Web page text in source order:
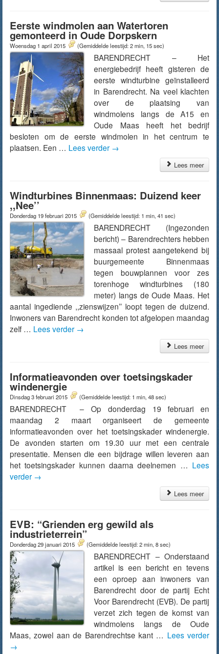
Eerste windmolen aan Watertoren
gemonteerd in Oude Dorpskern
Woensdag 1 april 2015 (Gemiddelde leestijd: 2 min, 15 sec)
BARENDRECHT – Het
energiebedrijf heeft gisteren de
eerste windturbine geïnstalleerd
in Barendrecht. Na veel klachten
over de plaatsing van
windmolens langs de A15 en
Oude Maas heeft het bedrijf
besloten om de eerste windmolen in het centrum te
plaatsen. Een … Lees verder →
Lees meer
Windturbines Binnenmaas: Duizend keer
,,Nee’’
Donderdag 19 februari 2015 (Gemiddelde leestijd: 1 min, 41 sec)
BARENDRECHT (Ingezonden
bericht) – Barendrechters hebben
massaal protest aangetekend bij
buurgemeente Binnenmaas
tegen bouwplannen voor zes
torenhoge windturbines (180
meter) langs de Oude Maas. Het
aantal ingediende ,,zienswijzen’’ loopt tegen de duizend.
Inwoners van Barendrecht konden tot afgelopen maandag
zelf … Lees verder →
Lees meer
Informatieavonden over toetsingskader
windenergie
Dinsdag 3 februari 2015 (Gemiddelde leestijd: 1 min, 48 sec)
BARENDRECHT – Op donderdag 19 februari en
maandag 2 maart organiseert de gemeente
informatieavonden over het toetsingskader windenergie.
De avonden starten om 19.30 uur met een centrale
presentatie. Mensen die een bijdrage willen leveren aan
het toetsingskader kunnen daarna deelnemen … Lees
verder →
Lees meer
EVB: “Grienden erg gewild als
industrieterrein”
Donderdag 29 januari 2015 (Gemiddelde leestijd: 2 min, 8 sec)
BARENDRECHT – Onderstaand
artikel is een bericht en tevens
een oproep aan inwoners van
Barendrecht door de partij Echt
Voor Barendrecht (EVB). De partij
verzet zich tegen de komst van
windmolens langs de Oude
Maas, zowel aan de Barendrechtse kant … Lees verder
→